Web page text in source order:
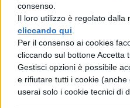
consenso.
Il loro utilizzo è regolato dalla
cliccando qui
Per il consenso ai cookies
cliccando sul bottone Accetta
Gestisci opzioni è possibile
e rifiutare tutti i cookie (anche
userai solo i cookie tecnici di
Continuità del
Cambia la
dei dirigenti
selezionati
corso-concorso